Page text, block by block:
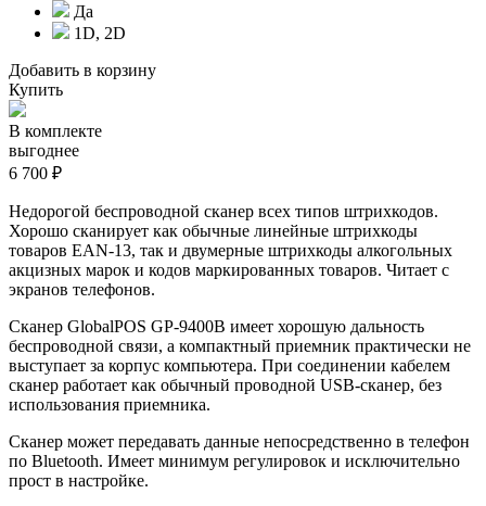
Да
1D, 2D
Добавить в корзину
Купить
В комплекте
выгоднее
6 700 ₽
Недорогой беспроводной сканер всех типов штрихкодов.
Хорошо сканирует как обычные линейные штрихкоды
товаров EAN-13, так и двумерные штрихкоды алкогольных
акцизных марок и кодов маркированных товаров. Читает с
экранов телефонов.
Сканер GlobalPOS GP-9400B имеет хорошую дальность
беспроводной связи, а компактный приемник практически не
выступает за корпус компьютера. При соединении кабелем
сканер работает как обычный проводной USB-сканер, без
использования приемника.
Сканер может передавать данные непосредственно в телефон
по Bluetooth. Имеет минимум регулировок и исключительно
прост в настройке.